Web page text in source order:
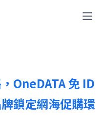
OneDATA 免 ID
鎖定網海促購環